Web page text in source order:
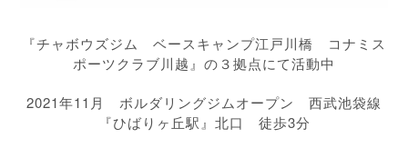
『チャボウズジム ベースキャンプ江戸川橋 コナミス
ポーツクラブ川越』の３拠点にて活動中
2021年11月 ボルダリングジムオープン 西武池袋線
『ひばりヶ丘駅』北口 徒歩3分